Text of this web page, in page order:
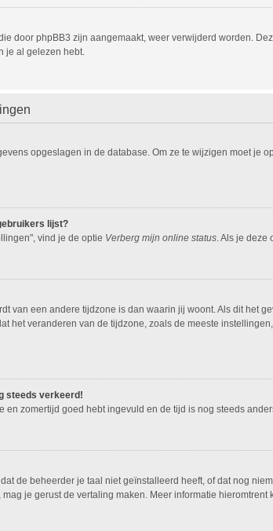
door phpBB3 zijn aangemaakt, weer verwijderd worden.
je al gelezen hebt.
opgeslagen in de database. Om ze te wijzigen moet je
lijst?
vind je de optie Verberg mijn online status. Als je deze
van een andere tijdzone is dan waarin jij woont. Als dit het
het veranderen van de tijdzone, zoals de meeste
steeds verkeerd!
en zomertijd goed hebt ingevuld en de tijd is nog steeds
de beheerder je taal niet geïnstalleerd heeft, of dat nog
je gerust de vertaling maken. Meer informatie